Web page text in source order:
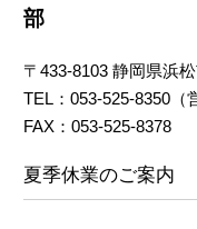
部
〒433-8103 静岡県浜
TEL：053-525-8350（
FAX：053-525-8378
夏季休業のご案内